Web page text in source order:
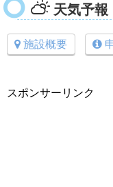
天気予報
施設概要
スポンサーリンク